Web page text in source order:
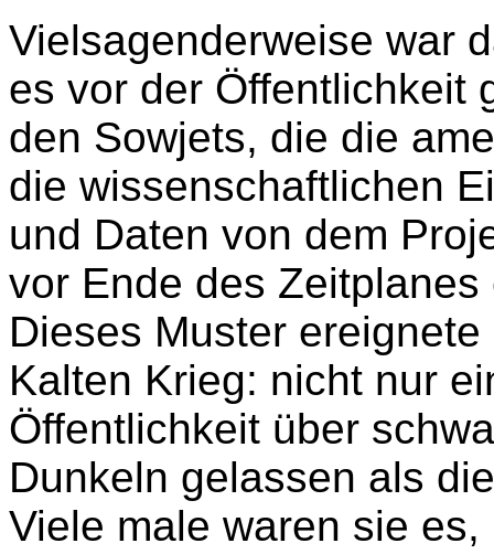
Vielsagenderweise war
es vor der Öffentlichkeit
den Sowjets, die die
die wissenschaftlichen
und Daten von dem
vor Ende des
Dieses Muster
Kalten Krieg: nicht nur
Öffentlichkeit über
Dunkeln gelassen als
Viele male waren sie